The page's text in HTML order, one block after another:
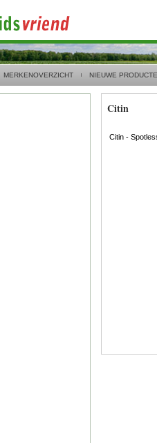
MERKENOVERZICHT NIEUWE
Citin
Citin -